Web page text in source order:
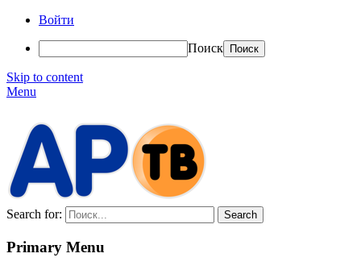
Войти
Поиск
Skip to content
Menu
Search for:
Primary Menu